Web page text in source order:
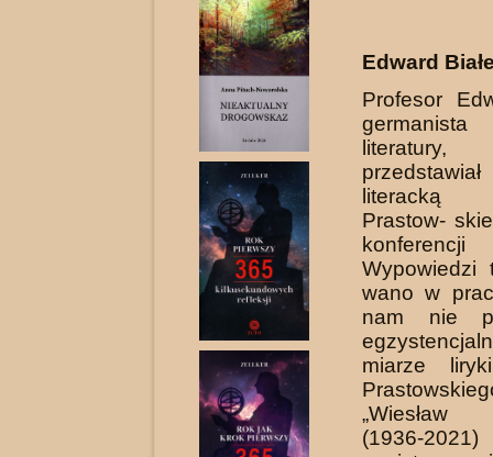
Edward
Profesor
literatury,
literacką
Prastow-
konferencji
wano w
nam nie
miarze
„Wiesław
(1936-